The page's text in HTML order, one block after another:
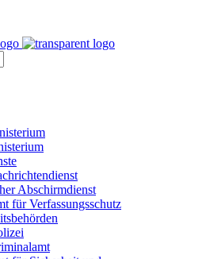
Abschirmdienst
für Verfassungsschutz